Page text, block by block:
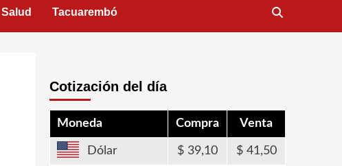
Salud Tacuarembó
Cotización del día
Moneda Compra Venta
Dólar 39,10 41,50